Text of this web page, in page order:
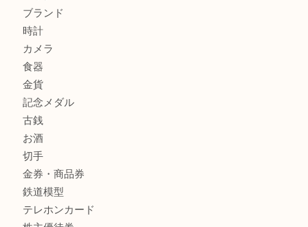
レターパック
全て
貴金属
宝石
金製品
銀製品
財布